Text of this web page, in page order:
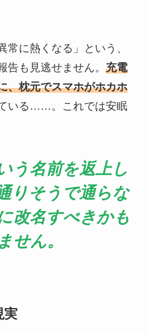
常に熱くなる」という、
告も見逃せません。 充電
、枕元でスマホがホカホ
いる……。これでは安眠
う名前を返上し
りそうで通らな
改名すべきかも
せん。
実